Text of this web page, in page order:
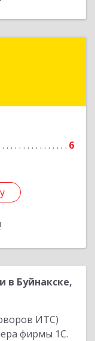
6
в Буйнакске,
ИТС)
фирмы 1С.